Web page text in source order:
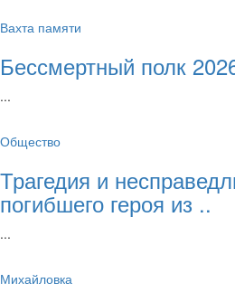
Вахта памяти
Бессмертный полк
...
Общество
Трагедия и
погибшего героя из ..
...
Михайловка